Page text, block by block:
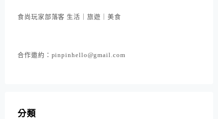
食尚玩家部落客 生活｜旅遊｜美食
合作邀約：pinpinhello@gmail.com
分類